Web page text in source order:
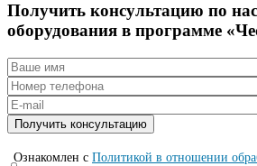
Получить консультацию по
оборудования в программе
Ознакомлен с Политикой в отношении